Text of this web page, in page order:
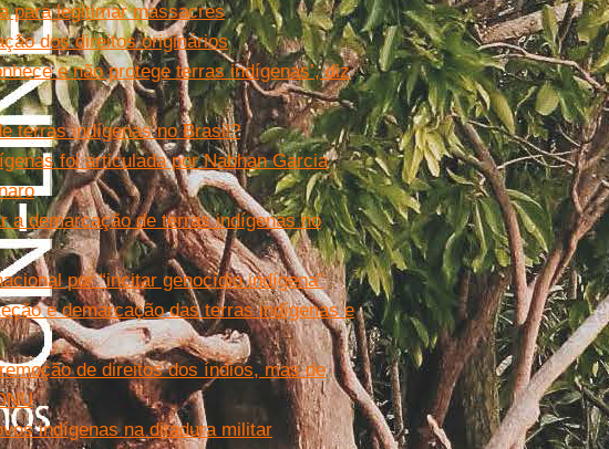
para legitimar massacres
dos direitos originários
e não protege terras indígenas’, diz
terras indígenas no Brasil?
foi articulada por Nabhan Garcia
a demarcação de terras indígenas no
por “incitar genocídio indígena”
e demarcação das terras indígenas e
de direitos dos índios, mas de
indígenas na ditadura militar